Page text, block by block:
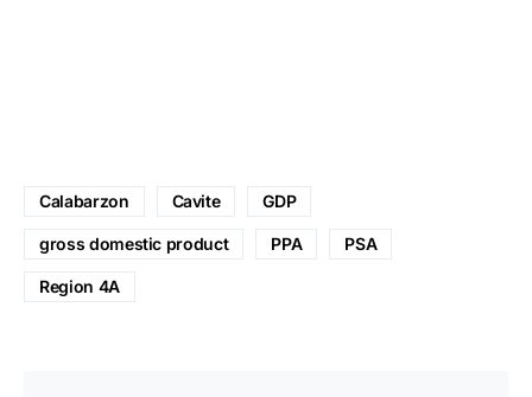
Calabarzon Cavite GDP
gross domestic product PPA PSA
Region 4A